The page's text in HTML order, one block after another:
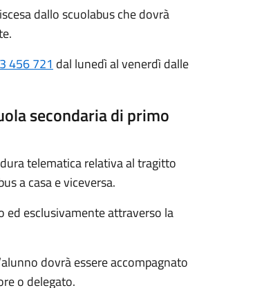
dallo scuolabus che dovrà
456 721 dal lunedì al venerdì dalle
secondaria di primo
telematica relativa al tragitto
a casa e viceversa.
ed esclusivamente attraverso la
dovrà essere accompagnato
o delegato.